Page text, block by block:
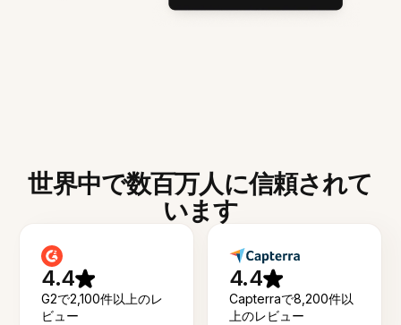
世界中で数百万人に信頼されて
います
4.4
G2で2,100件以上のレ
ビュー
4.4
Capterraで8,200件以
上のレビュー